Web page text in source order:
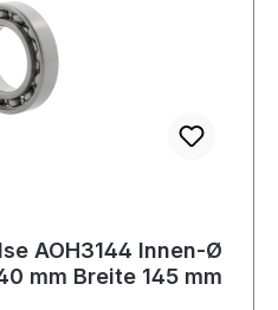
AOH3144 Innen-Ø
mm Breite 145 mm